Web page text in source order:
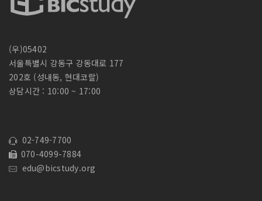
(우)05402
서울특별시 강동구 강동대로 177
202호 (성내동, 현대코랄)
상담시간 : 10:00 ~ 17:00
02-749-7700
070-4099-7884
edu@bicstudy.org